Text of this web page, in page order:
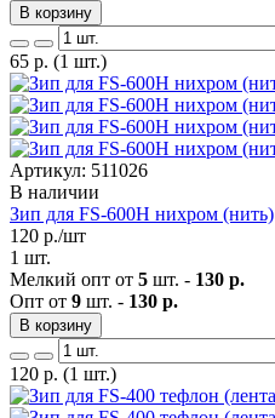
В корзину
65 р. (1 шт.)
Артикул: 511026
В наличии
Зип для FS-600H нихром (нить)
120 р./шт
1 шт.
Мелкий опт от 5 шт. - 130 р.
Опт от 9 шт. - 130 р.
В корзину
120 р. (1 шт.)